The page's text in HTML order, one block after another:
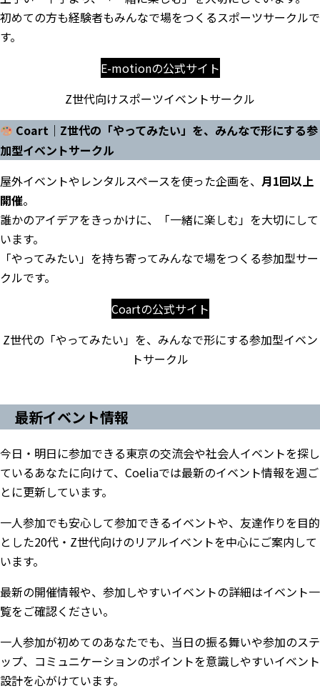
初めての方も経験者もみんなで場をつくるスポーツサークルで
す。
E-motionの公式サイト
Z世代向けスポーツイベントサークル
Coart｜Z世代の「やってみたい」を、みんなで形にする参
加型イベントサークル
屋外イベントやレンタルスペースを使った企画を、 月1回以上
開催。
誰かのアイデアをきっかけに、「一緒に楽しむ」を大切にして
います。
「やってみたい」を持ち寄ってみんなで場をつくる参加型サー
クルです。
Coartの公式サイト
Z世代の「やってみたい」を、みんなで形にする参加型イベン
トサークル
最新イベント情報
今日・明日に参加できる東京の交流会や社会人イベントを探し
ているあなたに向けて、Coeliaでは最新のイベント情報を週ご
とに更新しています。
一人参加でも安心して参加できるイベントや、友達作りを目的
とした20代・Z世代向けのリアルイベントを中心にご案内して
います。
最新の開催情報や、参加しやすいイベントの詳細はイベント一
覧をご確認ください。
一人参加が初めてのあなたでも、当日の振る舞いや参加のステ
ップ、コミュニケーションのポイントを意識しやすいイベント
設計を心がけています。